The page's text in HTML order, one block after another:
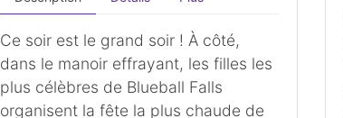
Ce soir est le grand soir ! À côté,
dans le manoir effrayant, les filles les
plus célèbres de Blueball Falls
organisent la fête la plus chaude de